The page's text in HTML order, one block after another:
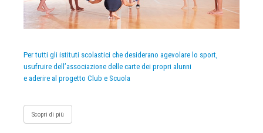
Per tutti gli istituti scolastici che desiderano agevolare lo sport,
usufruire dell’associazione delle carte dei propri alunni
e aderire al progetto Club e Scuola
Scopri di più